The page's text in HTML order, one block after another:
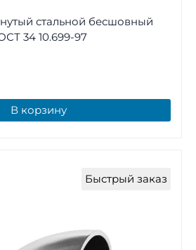
стальной бесшовный
34 10.699-97
В корзину
Быстрый заказ